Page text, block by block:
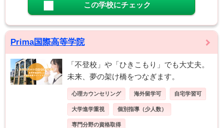
この学校にチェック
Prima国際高等学院
「不登校」や「ひきこもり」でも大丈夫。
未来、夢の架け橋をつなぎます。
心理カウンセリング 海外留学可 自宅学習可
大学進学重視 個別指導（少人数）
専門分野の資格取得